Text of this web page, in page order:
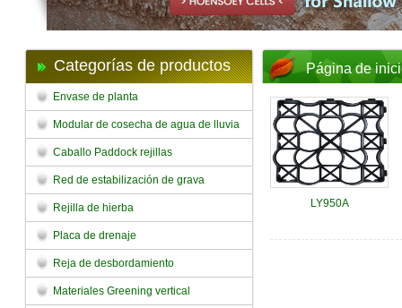
Categorías de productos
Envase de planta
Modular de cosecha de agua de lluvia
Caballo Paddock rejillas
Red de estabilización de grava
Rejilla de hierba
Placa de drenaje
Reja de desbordamiento
Materiales Greening vertical
Página de
LY950A